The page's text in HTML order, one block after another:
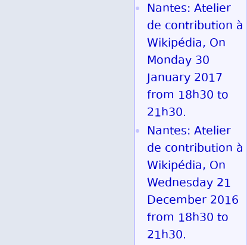
Nantes: Atelier
de contribution à
Wikipédia, On
Monday 30
January 2017
from 18h30 to
21h30.
Nantes: Atelier
de contribution à
Wikipédia, On
Wednesday 21
December 2016
from 18h30 to
21h30.